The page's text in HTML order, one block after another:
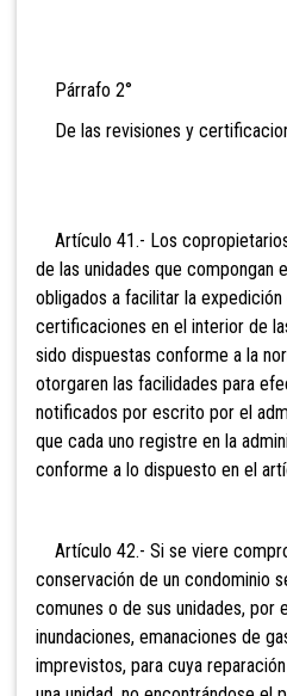
Párrafo 2°
De las revisiones y
Artículo 41.- Los
de las unidades que compongan
obligados a facilitar la
certificaciones en el interior de
sido dispuestas conforme a la
otorgaren las facilidades para
notificados por escrito por el
que cada uno registre en la
conforme a lo dispuesto en el
Artículo 42.- Si se viere
conservación de un condominio
comunes o de sus unidades,
inundaciones, emanaciones de
imprevistos, para cuya